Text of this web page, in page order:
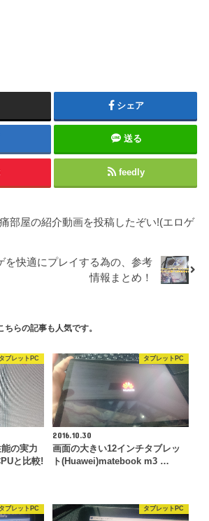
シェア
送る
feedly
部屋の紹介動画を投稿したぞい!(エロゲ
を快適にプレイする為の、参考
情報まとめ！
ちらの記事も人気です。
タブレットPC
の実力
と比較!
タブレットPC
2016.10.30
画面の大きい12インチタブレッ
ト(Huawei)matebook m3 …
タブレットPC タブレットPC